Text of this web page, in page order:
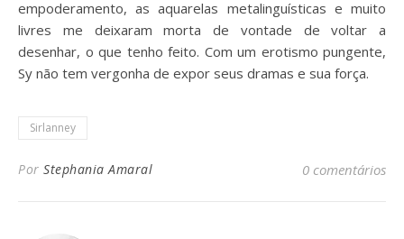
empoderamento, as aquarelas metalinguísticas e muito
livres me deixaram morta de vontade de voltar a
desenhar, o que tenho feito. Com um erotismo pungente,
Sy não tem vergonha de expor seus dramas e sua força.
Sirlanney
Por Stephania Amaral 0 comentários